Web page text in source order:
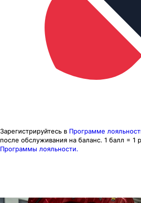
Зарегистрируйтесь в Программе
после обслуживания на баланс. 1 балл = 1
Программы лояльности.